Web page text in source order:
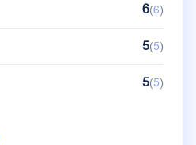
6(6)
5(5)
5(5)